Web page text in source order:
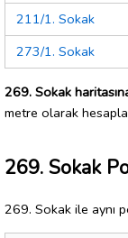
211/1. Sokak
273/1. Sokak
269. Sokak
metre olarak
269. Sokak
269. Sokak ile aynı